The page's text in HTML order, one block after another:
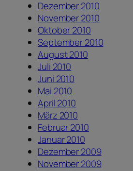
Dezember 2010
November 2010
Oktober 2010
September 2010
August 2010
Juli 2010
Juni 2010
Mai 2010
April 2010
März 2010
Februar 2010
Januar 2010
Dezember 2009
November 2009